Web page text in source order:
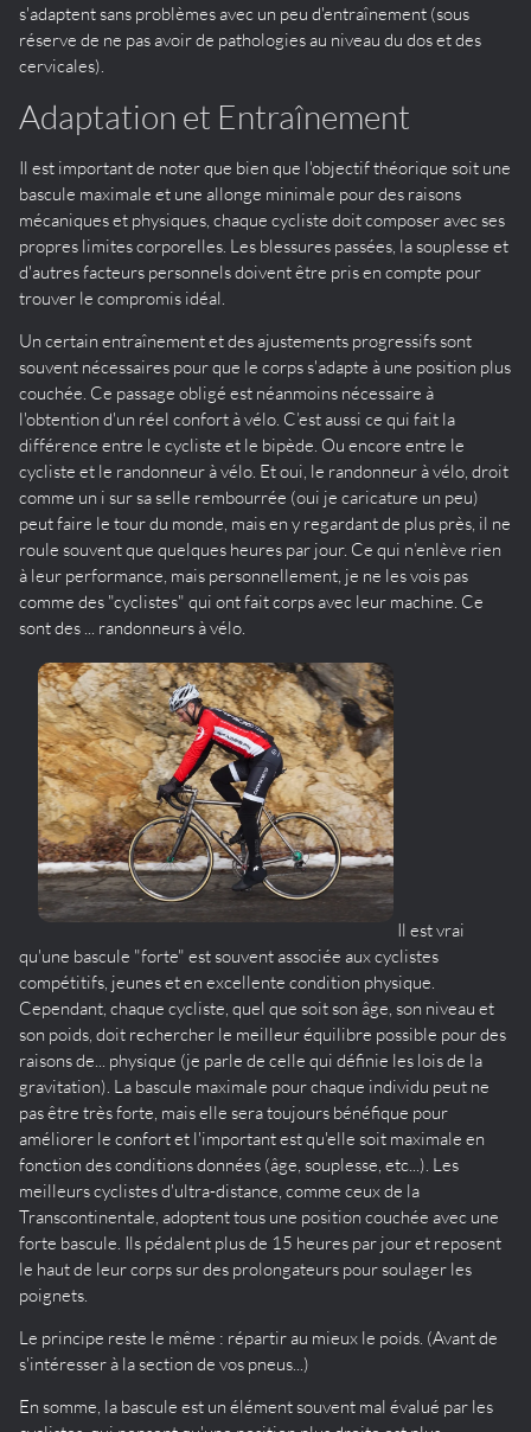
s'adaptent sans problèmes avec un peu d'entraînement (sous
réserve de ne pas avoir de pathologies au niveau du dos et des
cervicales).
Adaptation et Entraînement
Il est important de noter que bien que l'objectif théorique soit une
bascule maximale et une allonge minimale pour des raisons
mécaniques et physiques, chaque cycliste doit composer avec ses
propres limites corporelles. Les blessures passées, la souplesse et
d'autres facteurs personnels doivent être pris en compte pour
trouver le compromis idéal.
Un certain entraînement et des ajustements progressifs sont
souvent nécessaires pour que le corps s'adapte à une position plus
couchée. Ce passage obligé est néanmoins nécessaire à
l'obtention d'un réel confort à vélo. C’est aussi ce qui fait la
différence entre le cycliste et le bipède. Ou encore entre le
cycliste et le randonneur à vélo. Et oui, le randonneur à vélo, droit
comme un i sur sa selle rembourrée (oui je caricature un peu)
peut faire le tour du monde, mais en y regardant de plus près, il ne
roule souvent que quelques heures par jour. Ce qui n’enlève rien
à leur performance, mais personnellement, je ne les vois pas
comme des "cyclistes" qui ont fait corps avec leur machine. Ce
sont des ... randonneurs à vélo.
Il est vrai
qu'une bascule "forte" est souvent associée aux cyclistes
compétitifs, jeunes et en excellente condition physique.
Cependant, chaque cycliste, quel que soit son âge, son niveau et
son poids, doit rechercher le meilleur équilibre possible pour des
raisons de... physique (je parle de celle qui définie les lois de la
gravitation). La bascule maximale pour chaque individu peut ne
pas être très forte, mais elle sera toujours bénéfique pour
améliorer le confort et l'important est qu'elle soit maximale en
fonction des conditions données (âge, souplesse, etc...). Les
meilleurs cyclistes d'ultra-distance, comme ceux de la
Transcontinentale, adoptent tous une position couchée avec une
forte bascule. Ils pédalent plus de 15 heures par jour et reposent
le haut de leur corps sur des prolongateurs pour soulager les
poignets.
Le principe reste le même : répartir au mieux le poids. (Avant de
s'intéresser à la section de vos pneus...)
En somme, la bascule est un élément souvent mal évalué par les